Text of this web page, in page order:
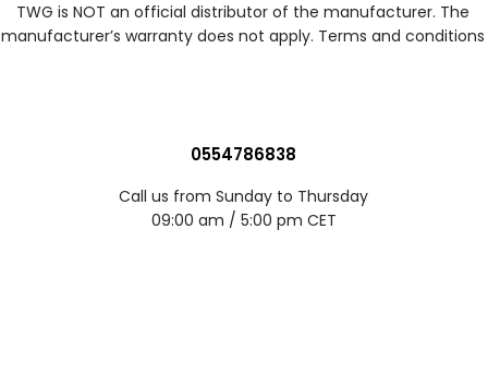
TWG is NOT an official distributor of the manufacturer. The
manufacturer’s warranty does not apply. Terms and conditions
0554786838
Call us from Sunday to Thursday
09:00 am / 5:00 pm CET